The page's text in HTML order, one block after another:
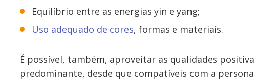
Equilíbrio entre as energias yin e yang;
Uso adequado de cores, formas e materiais.
É possível, também, aproveitar as qualidades
predominante, desde que compatíveis com a